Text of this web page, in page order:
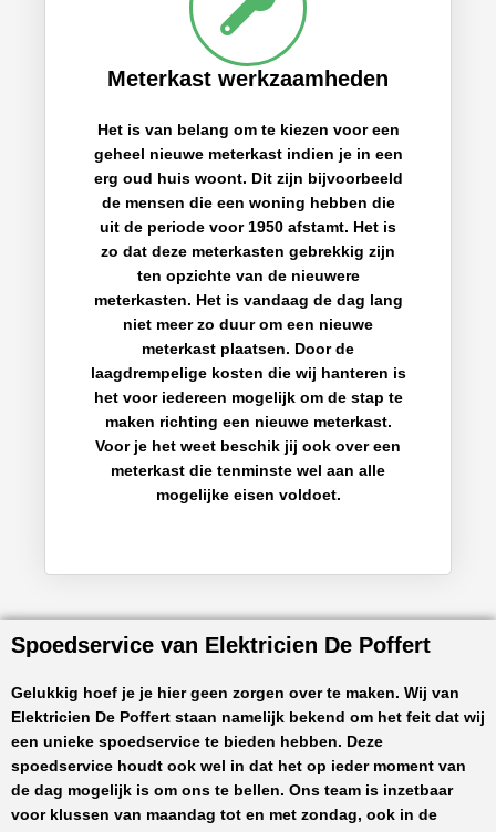
Meterkast werkzaamheden
Het is van belang om te kiezen voor een
geheel nieuwe meterkast indien je in een
erg oud huis woont. Dit zijn bijvoorbeeld
de mensen die een woning hebben die
uit de periode voor 1950 afstamt. Het is
zo dat deze meterkasten gebrekkig zijn
ten opzichte van de nieuwere
meterkasten. Het is vandaag de dag lang
niet meer zo duur om een nieuwe
meterkast plaatsen. Door de
laagdrempelige kosten die wij hanteren is
het voor iedereen mogelijk om de stap te
maken richting een nieuwe meterkast.
Voor je het weet beschik jij ook over een
meterkast die tenminste wel aan alle
mogelijke eisen voldoet.
Spoedservice van Elektricien De Poffert
Gelukkig hoef je je hier geen zorgen over te maken. Wij van
Elektricien De Poffert staan namelijk bekend om het feit dat wij
een unieke spoedservice te bieden hebben. Deze
spoedservice houdt ook wel in dat het op ieder moment van
de dag mogelijk is om ons te bellen. Ons team is inzetbaar
voor klussen van maandag tot en met zondag, ook in de